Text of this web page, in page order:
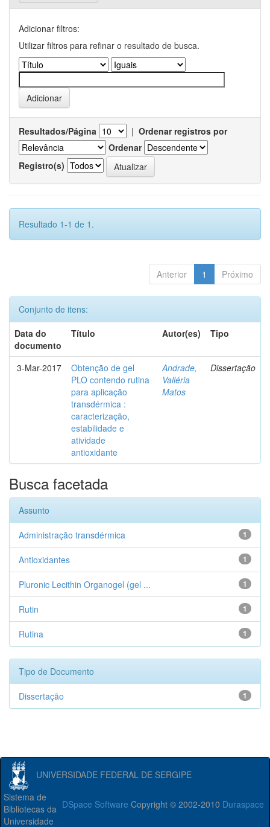
Adicionar filtros:
Utilizar filtros para refinar o resultado de busca.
Resultados/Página | Ordenar registros por
Ordenar
Registro(s)
Resultado 1-1 de 1.
Anterior 1 Próximo
Conjunto de itens:
Data do
documento
Título Autor(es) Tipo
3-Mar-2017
Obtenção de gel
PLO contendo rutina
para aplicação
transdérmica :
caracterização,
estabilidade e
atividade
antioxidante
Andrade,
Valléria
Matos
Dissertação
Busca facetada
Assunto
1
Administração transdérmica
1
Antioxidantes
1
Pluronic Lecithin Organogel (gel ...
1
Rutin
1
Rutina
Tipo de Documento
1
Dissertação
UNIVERSIDADE FEDERAL DE SERGIPE
DSpace Software Copyright © 2002-2010 Duraspace
Sistema de
Bibliotecas da
Universidade